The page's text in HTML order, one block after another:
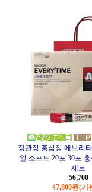
정관장 홍삼정 에브리
얼 소프트 20포 30포
세트
56,700
47,800원(기